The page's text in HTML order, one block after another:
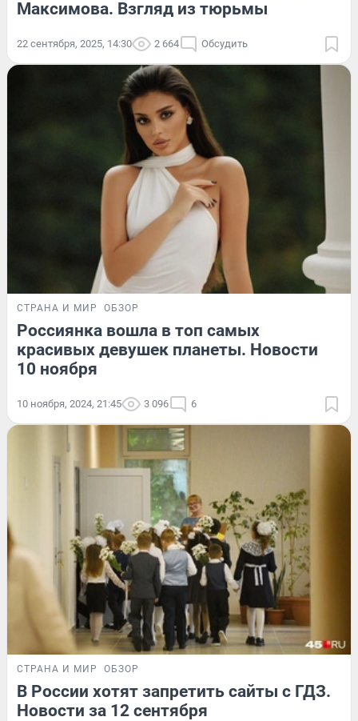
Максимова. Взгляд из тюрьмы
22 сентября, 2025, 14:30 2 664 Обсудить
СТРАНА И МИР ОБЗОР
Россиянка вошла в топ самых
красивых девушек планеты. Новости
10 ноября
10 ноября, 2024, 21:45 3 096 6
СТРАНА И МИР ОБЗОР
В России хотят запретить сайты с ГДЗ.
Новости за 12 сентября